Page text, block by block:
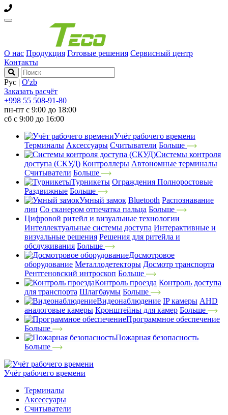
О нас Продукция Готовые решения Сервисный центр
Контакты
Рус | O'zb
Заказать расчёт
+998 55 508-91-80
пн-пт с 9:00 до 18:00
сб с 9:00 до 16:00
Учёт рабочего времени
Терминалы Аксессуары Считыватели Больше
Системы контроля
доступа (СКУД) Контроллеры Автономные терминалы
Считыватели Больше
Турникеты Ограждения Полноростовые
Раздвижные Больше
Умный замок Bluetooth Распознавание
лиц Со сканером отпечатка пальца Больше
Цифровой ритейл и визуальные технологии
Интеллектуальные системы доступа Интерактивные и
визуальные решения Решения для ритейла и
обслуживания Больше
Досмотровое
оборудование Металлодетекторы Досмотр транспорта
Рентгеновский интроскоп Больше
Контроль проезда Контроль доступа
для транспорта Шлагбаумы Больше
Видеонаблюдение IP камеры AHD
аналоговые камеры Кронштейны для камер Больше
Программное обеспечение
Больше
Пожарная безопасность
Больше
Учёт рабочего времени
Терминалы
Аксессуары
Считыватели